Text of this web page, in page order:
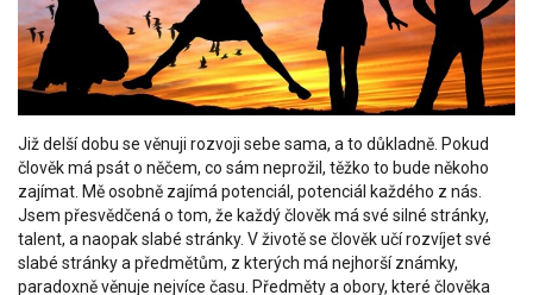
Již delší dobu se věnuji rozvoji sebe sama, a to důkladně. Pokud
člověk má psát o něčem, co sám neprožil, těžko to bude někoho
zajímat. Mě osobně zajímá potenciál, potenciál každého z nás.
Jsem přesvědčená o tom, že každý člověk má své silné stránky,
talent, a naopak slabé stránky. V životě se člověk učí rozvíjet své
slabé stránky a předmětům, z kterých má nejhorší známky,
paradoxně věnuje nejvíce času. Předměty a obory, které člověka